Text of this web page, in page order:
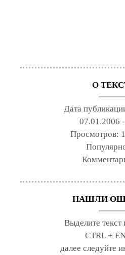
О
Дата
07.01.2006
Просмотров:
НАШЛИ
Выделите
CTRL +
далее следуйте